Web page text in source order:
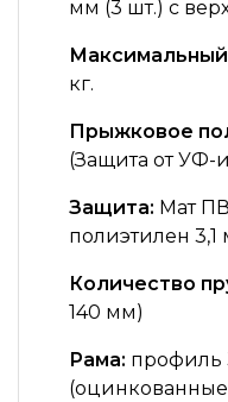
мм (3 шт.) с
кг.
Прыжковое
(Защита от УФ-
Защита: Мат
полиэтилен 3,1
Количество
140 мм)
Рама: профиль